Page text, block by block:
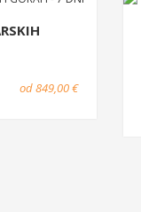
od 849,00 €